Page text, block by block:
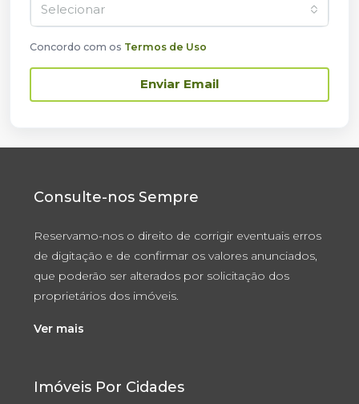
Selecionar
Concordo com os Termos de Uso
Enviar Email
Consulte-nos Sempre
Reservamo-nos o direito de corrigir eventuais erros
de digitação e de confirmar os valores anunciados,
que poderão ser alterados por solicitação dos
proprietários dos imóveis.
Ver mais
Imóveis Por Cidades